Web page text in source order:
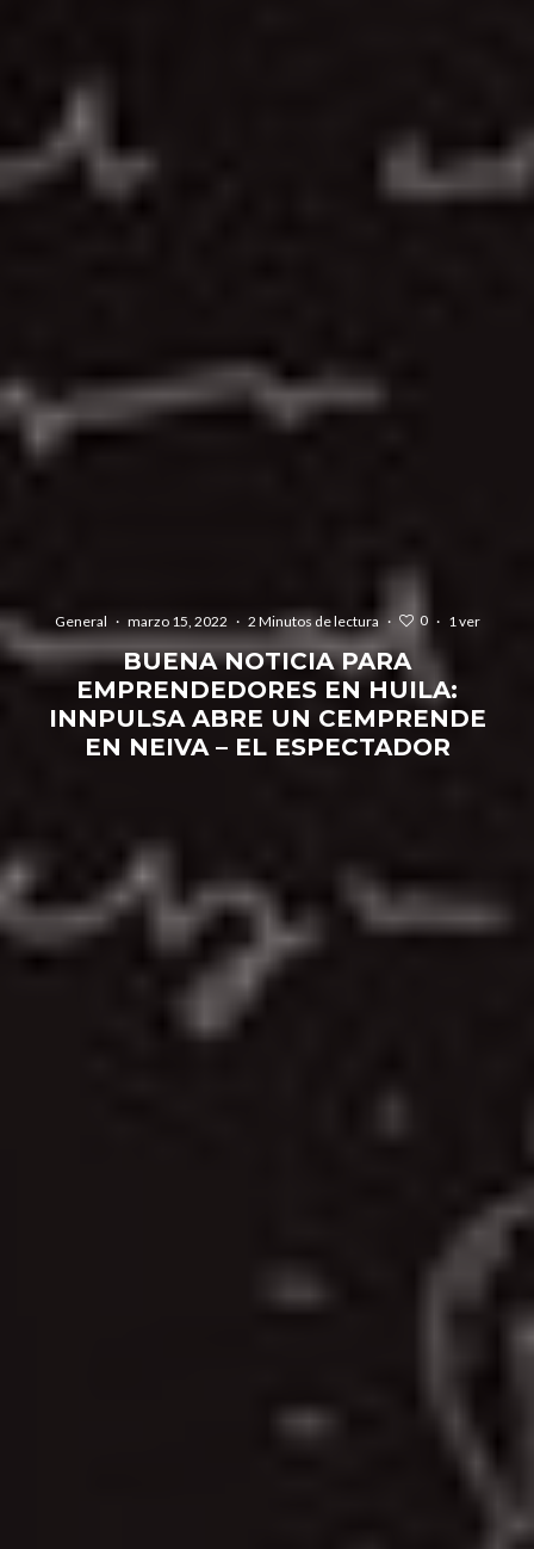
General · marzo 15, 2022 · 2 Minutos de lectura · 0 · 1 ver
BUENA NOTICIA PARA
EMPRENDEDORES EN HUILA:
INNPULSA ABRE UN CEMPRENDE
EN NEIVA – EL ESPECTADOR